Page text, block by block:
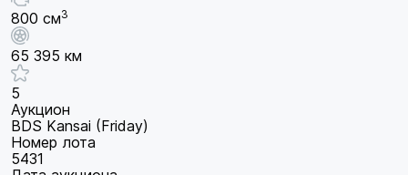
800 см3
65 395 км
5
Аукцион
BDS Kansai (Friday)
Номер лота
5431